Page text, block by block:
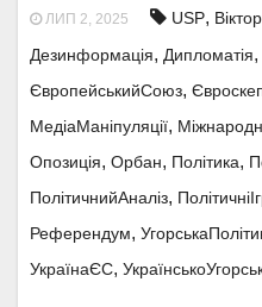
ЛИП 2, 2025 USP,
Дезинформація, Дипломатія,
ЄвропейськийСоюз,
МедіаМаніпуляції,
Опозиція, Орбан, Політика,
ПолітичнийАналіз,
Референдум,
УкраїнаЄС,